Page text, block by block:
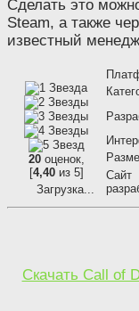
Сделать это
Steam, а также
известный
20оценок,
[4,40из 5]
Загрузка...
Сайт
Скачать Call of